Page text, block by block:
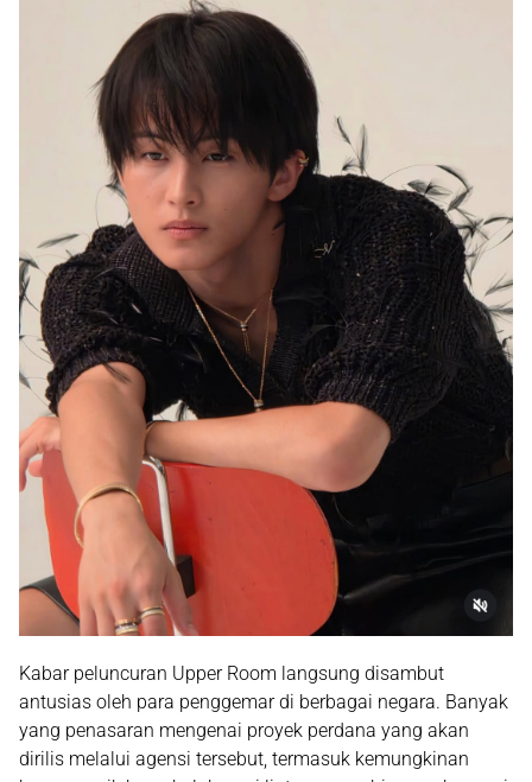
Kabar peluncuran Upper Room langsung disambut
antusias oleh para penggemar di berbagai negara. Banyak
yang penasaran mengenai proyek perdana yang akan
dirilis melalui agensi tersebut, termasuk kemungkinan